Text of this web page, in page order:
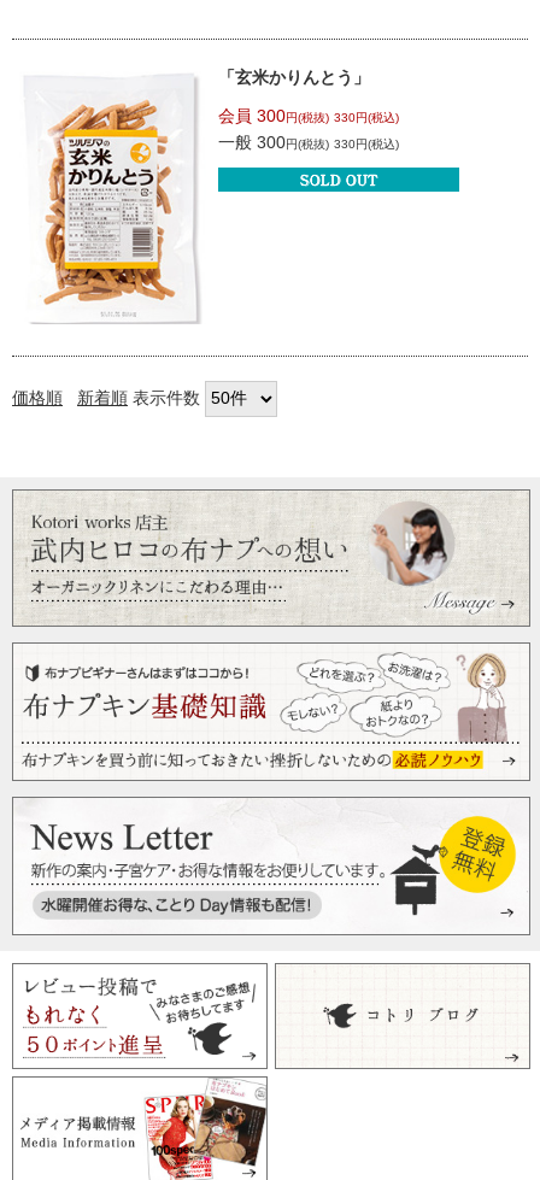
「玄米かりんとう」
会員 300円(税抜) 330円(税込)
一般 300円(税抜) 330円(税込)
価格順 新着順 表示件数